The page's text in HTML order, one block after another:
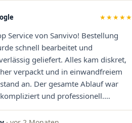
★★★★★
Service von Sanvivo! Bestellung
schnell bearbeitet und
geliefert. Alles kam diskret,
verpackt und in einwandfreiem
an. Der gesamte Ablauf war
und professionell.
und Kundenzufriedenheit
auf ganzer Linie. Gerne